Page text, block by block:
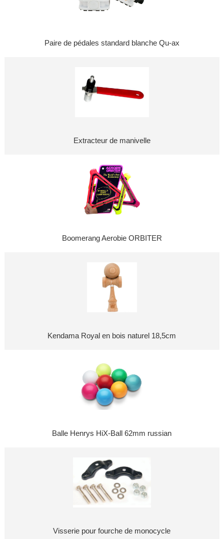
Paire de pédales standard blanche Qu-ax
Extracteur de manivelle
Boomerang Aerobie ORBITER
Kendama Royal en bois naturel 18,5cm
Balle Henrys HiX-Ball 62mm russian
Visserie pour fourche de monocycle